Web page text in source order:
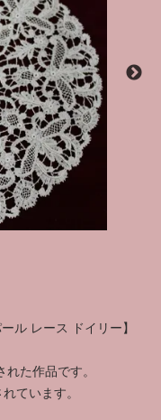
ル レース ドイリー】
た作品です。
ています。